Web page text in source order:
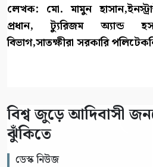
লেখক: মো. মামুন
প্রধান, ট্যুরিজম অ্যান্ড
বিভাগ,সাতক্ষীরা সরকারি
বিশ্ব জুড়ে আদিবাসী
ঝুঁকিতে
ডেস্ক নিউজ